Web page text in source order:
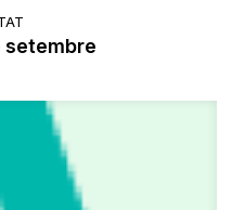
setembre